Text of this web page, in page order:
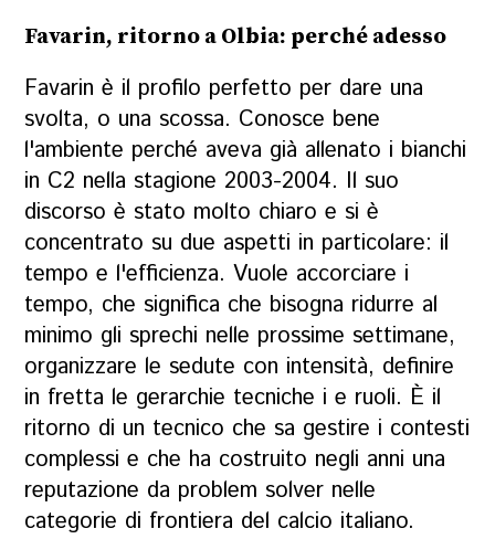
Favarin, ritorno a Olbia: perché adesso
Favarin è il profilo perfetto per dare una
svolta, o una scossa. Conosce bene
l'ambiente perché aveva già allenato i bianchi
in C2 nella stagione 2003-2004. Il suo
discorso è stato molto chiaro e si è
concentrato su due aspetti in particolare: il
tempo e l'efficienza. Vuole accorciare i
tempo, che significa che bisogna ridurre al
minimo gli sprechi nelle prossime settimane,
organizzare le sedute con intensità, definire
in fretta le gerarchie tecniche i e ruoli. È il
ritorno di un tecnico che sa gestire i contesti
complessi e che ha costruito negli anni una
reputazione da problem solver nelle
categorie di frontiera del calcio italiano.